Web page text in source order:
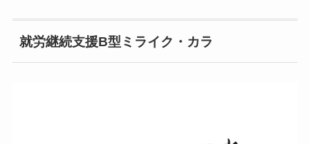
就労継続支援B型ミライク・カラ